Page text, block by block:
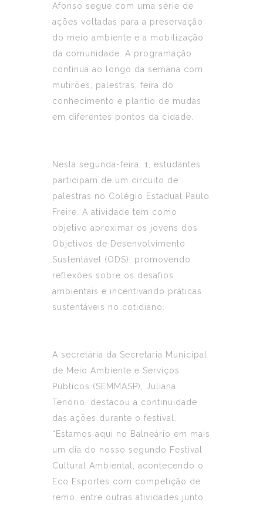
Afonso segue com uma série de
ações voltadas para a preservação
do meio ambiente e a mobilização
da comunidade. A programação
continua ao longo da semana com
mutirões, palestras, feira do
conhecimento e plantio de mudas
em diferentes pontos da cidade.
Nesta segunda-feira, 1, estudantes
participam de um circuito de
palestras no Colégio Estadual Paulo
Freire. A atividade tem como
objetivo aproximar os jovens dos
Objetivos de Desenvolvimento
Sustentável (ODS), promovendo
reflexões sobre os desafios
ambientais e incentivando práticas
sustentáveis no cotidiano.
A secretária da Secretaria Municipal
de Meio Ambiente e Serviços
Públicos (SEMMASP), Juliana
Tenório, destacou a continuidade
das ações durante o festival.
“Estamos aqui no Balneário em mais
um dia do nosso segundo Festival
Cultural Ambiental, acontecendo o
Eco Esportes com competição de
remo, entre outras atividades junto